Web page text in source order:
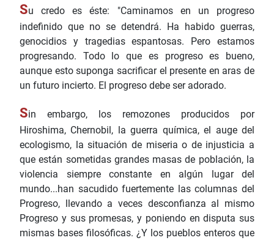
Su credo es éste: "Caminamos en un progreso
indefinido que no se detendrá. Ha habido guerras,
genocidios y tragedias espantosas. Pero estamos
progresando. Todo lo que es progreso es bueno,
aunque esto suponga sacrificar el presente en aras de
un futuro incierto. El progreso debe ser adorado.
Sin embargo, los remozones producidos por
Hiroshima, Chernobil, la guerra química, el auge del
ecologismo, la situación de miseria o de injusticia a
que están sometidas grandes masas de población, la
violencia siempre constante en algún lugar del
mundo...han sacudido fuertemente las columnas del
Progreso, llevando a veces desconfianza al mismo
Progreso y sus promesas, y poniendo en disputa sus
mismas bases filosóficas. ¿Y los pueblos enteros que